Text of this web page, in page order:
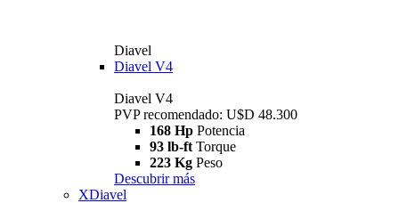
Diavel
Diavel V4
Diavel V4
PVP recomendado: U$D 48.300
168 Hp Potencia
93 lb-ft Torque
223 Kg Peso
Descubrir más
XDiavel